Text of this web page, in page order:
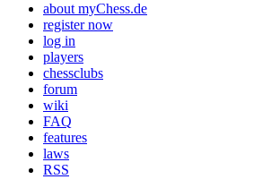
about myChess.de
register now
log in
players
chessclubs
forum
wiki
FAQ
features
laws
RSS